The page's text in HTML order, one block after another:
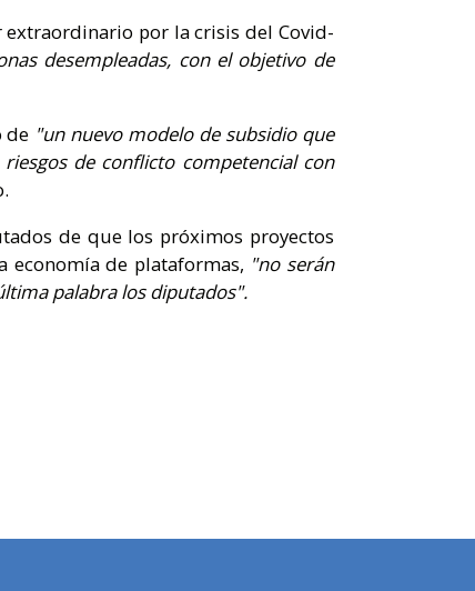
extraordinario por la crisis del Covid-
desempleadas, con el objetivo de
de "un nuevo modelo de subsidio que
de conflicto competencial con
de que los próximos proyectos
economía de plataformas, "no serán
palabra los diputados".